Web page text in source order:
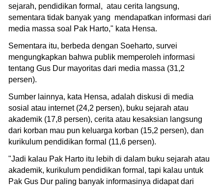
sejarah, pendidikan formal, atau cerita langsung,
sementara tidak banyak yang mendapatkan informasi dari
media massa soal Pak Harto," kata Hensa.
Sementara itu, berbeda dengan Soeharto, survei
mengungkapkan bahwa publik memperoleh informasi
tentang Gus Dur mayoritas dari media massa (31,2
persen).
Sumber lainnya, kata Hensa, adalah diskusi di media
sosial atau internet (24,2 persen), buku sejarah atau
akademik (17,8 persen), cerita atau kesaksian langsung
dari korban mau pun keluarga korban (15,2 persen), dan
kurikulum pendidikan formal (11,6 persen).
"Jadi kalau Pak Harto itu lebih di dalam buku sejarah atau
akademik, kurikulum pendidikan formal, tapi kalau untuk
Pak Gus Dur paling banyak informasinya didapat dari